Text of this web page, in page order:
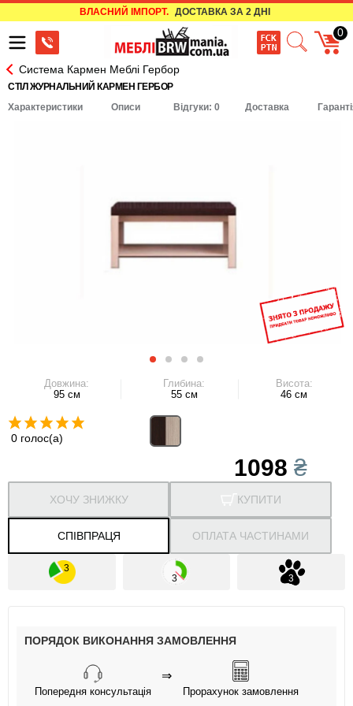
ВЛАСНИЙ ІМПОРТ. ДОСТАВКА ЗА 2 ДНІ
0
Система Кармен Меблі Гербор
СТІЛ ЖУРНАЛЬНИЙ КАРМЕН ГЕРБОР
Характеристики
Описи Відгуки: 0 Доставка
Довжина:
95 см
Глибина:
55 см
Висота:
46 см
0 голос(а)
1098₴
КУПИТИ
СПІВПРАЦЯ
ХОЧУ ЗНИЖКУ
ОПЛАТА ЧАСТИНАМИ
ПОРЯДОК ВИКОНАННЯ ЗАМОВЛЕННЯ
Попередня консультація
⇒
Прорахунок замовлення